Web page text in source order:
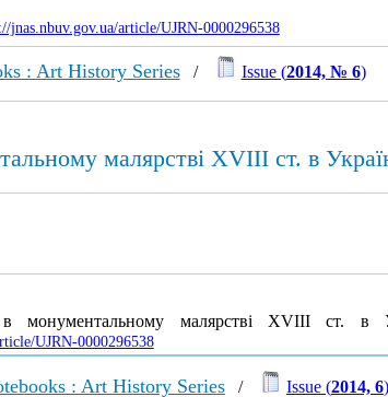
jnas.nbuv.gov.ua/article/UJRN-0000296538
: Art History Series/ Issue (2014, № 6)
малярстві XVIII ст. в
монументальному малярстві XVIII ст. в
UJRN-0000296538
: Art History Series/ Issue (2014, 6)